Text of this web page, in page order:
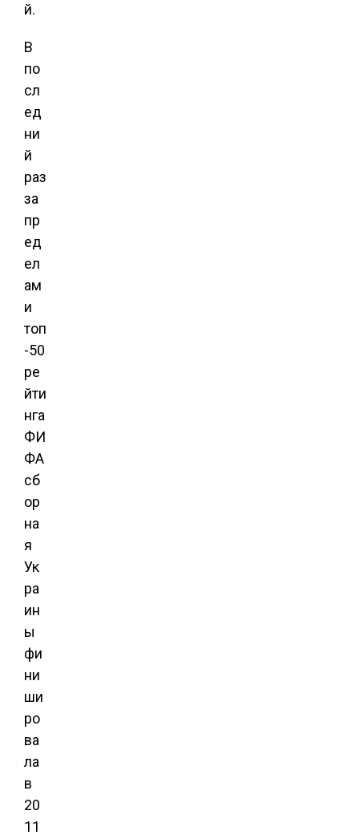
й.
В
по
сл
ед
ни
й
раз
за
пр
ед
ел
ам
и
топ
-50
ре
йти
нга
ФИ
ФА
сб
ор
на
я
Ук
ра
ин
ы
фи
ни
ши
ро
ва
ла
в
20
11